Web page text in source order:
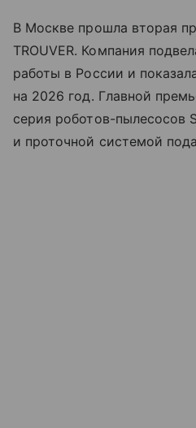
В Москве прошла вторая
TROUVER. Компания
работы в России и
на 2026 год. Главной
серия роботов-пылесосов
и проточной системой